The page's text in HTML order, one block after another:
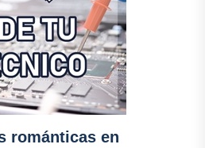
románticas en